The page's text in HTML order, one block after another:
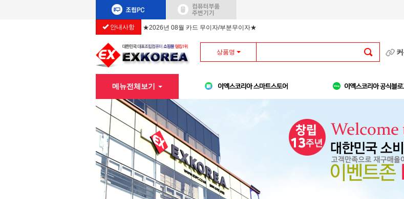
안내사항 ★2026년 08월 카드 무이자/부분무이자★
상품명
메뉴전체보기